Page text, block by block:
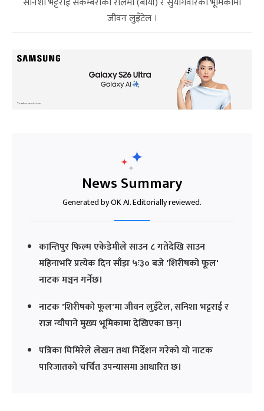
जीवन लुइँटेल ।
News Summary
Generated by OK AI. Editorially reviewed.
कान्तिपुर फिल्म एकेडेमीले साउन ८ गतेदेखि साउन
महिनाभरि प्रत्येक दिन साँझ ५ः३० बजे 'शिरीषको फूल'
नाटक मञ्चन गर्नेछ।
नाटक 'शिरीषको फूल'मा जीवन लुइँटेल, सनिशा भट्टराई र
राज न्यौपाने मुख्य भूमिकामा देखिएका छन्।
पत्रिका घिमिरेले लेखन तथा निर्देशन गरेको यो नाटक
पारिजातको चर्चित उपन्यासमा आधारित छ।